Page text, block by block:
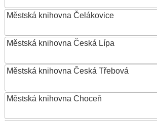
Městská knihovna Čelákovice
Městská knihovna Česká Lípa
Městská knihovna Česká Třebová
Městská knihovna Choceň